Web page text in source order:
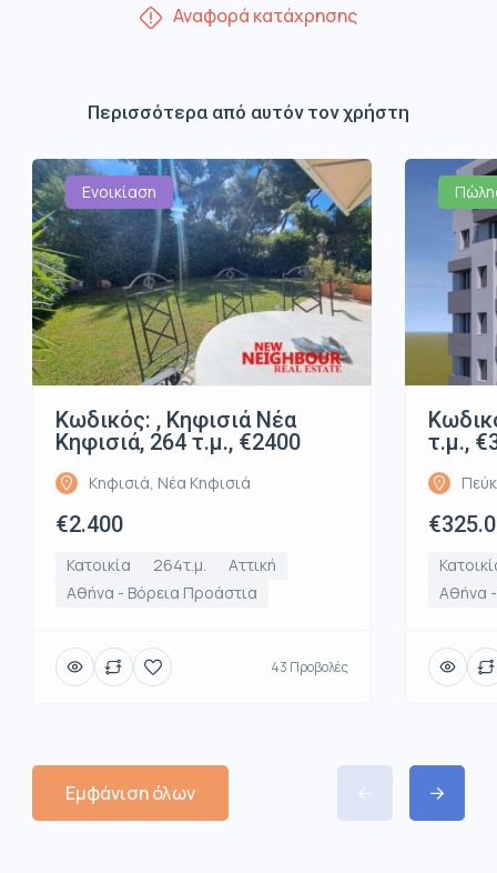
Αναφορά κατάχρησης
Περισσότερα από αυτόν τον χρήστη
Ενοικίαση
Κωδικός: , Κηφισιά Νέα
Κηφισιά, 264 τ.μ., €2400
Κηφισιά, Νέα Κηφισιά
€2.400
Κατοικία 264τ.μ.
Αττική
Αθήνα - Βόρεια Προάστια
43 Προβολές
τ.μ.,
Αθήνα
Εμφάνιση όλων